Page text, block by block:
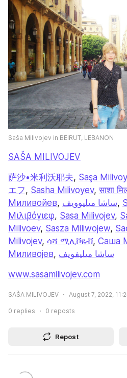
Saša Milivojev in BEIRUT, LEBANON
SAŠA MILIVOJEV
萨沙•米利沃耶夫, Saşa
エフ, Sasha Milivoyev, साशा
Миливойев, ساشا میلیوویف,
Μιλιβόγιεφ, Sasa Milivojev,
Milivoev, Sasza Miliwojew,
Milivojev, ሳሻ ሚሊቮዬቭ, Саша
Миливојев, ساشا ميليفويف
www.sasamilivojev.com
SAŠA MILIVOJEV August 7, 2022,
0 replies 0 reposts
Repost